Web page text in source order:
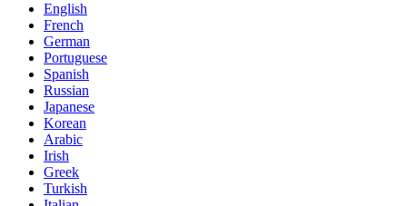
English
French
German
Portuguese
Spanish
Russian
Japanese
Korean
Arabic
Irish
Greek
Turkish